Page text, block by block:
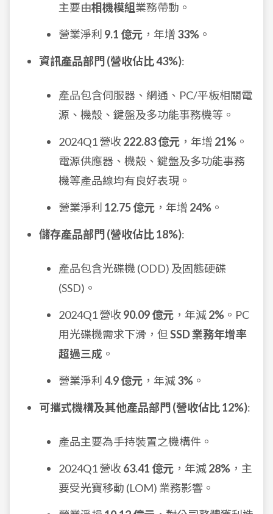
主要由相機模組 業務帶動。
營業淨利 9.1 億元 ，年增 33% 。
資訊產品部門 (營收佔比 43%):
產品包含伺服器、網通、PC/平板相關電
源、機殼、鍵盤及多功能事務機等。
2024Q1 營收222.83 億元 ，年增 21% 。
電源供應器、機殼、鍵盤及多功能事務
機等產品線均有良好表現。
營業淨利 12.75 億元 ，年增 24% 。
儲存產品部門 (營收佔比 18%):
產品包含光碟機 (ODD) 及固態硬碟
(SSD)。
2024Q1 營收90.09 億元 ，年減2% 。PC
用光碟機需求下滑，但 SSD 業務年增率
超過三成 。
營業淨利 4.9 億元 ，年減3% 。
可攜式機構及其他產品部門 (營收佔比 12%):
產品主要為手持裝置之機構件。
2024Q1 營收63.41 億元 ，年減28% ，主
要受光寶移動 (LOM) 業務影響。